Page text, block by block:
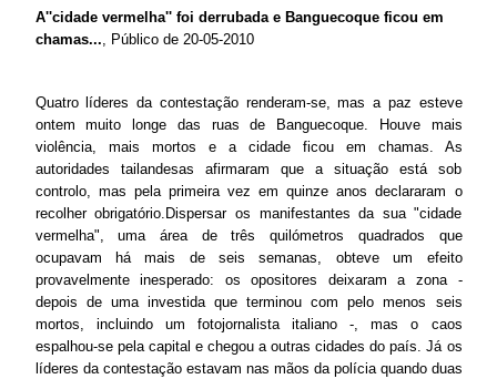
A''cidade vermelha'' foi derrubada e Banguecoque ficou em
chamas..., Público de 20-05-2010
Quatro líderes da contestação renderam-se, mas a paz esteve
ontem muito longe das ruas de Banguecoque. Houve mais
violência, mais mortos e a cidade ficou em chamas. As
autoridades tailandesas afirmaram que a situação está sob
controlo, mas pela primeira vez em quinze anos declararam o
recolher obrigatório.Dispersar os manifestantes da sua "cidade
vermelha", uma área de três quilómetros quadrados que
ocupavam há mais de seis semanas, obteve um efeito
provavelmente inesperado: os opositores deixaram a zona -
depois de uma investida que terminou com pelo menos seis
mortos, incluindo um fotojornalista italiano -, mas o caos
espalhou-se pela capital e chegou a outras cidades do país. Já os
líderes da contestação estavam nas mãos da polícia quando duas